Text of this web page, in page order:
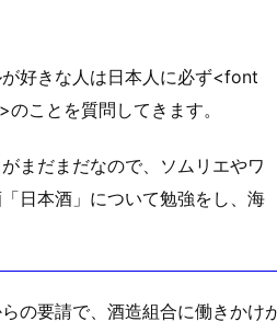
好きな人は日本人に必ず<font
ことを質問してきます。
まだまだなので、ソムリエやワ
日本酒」について勉強をし、海
の要請で、酒造組合に働きかけ